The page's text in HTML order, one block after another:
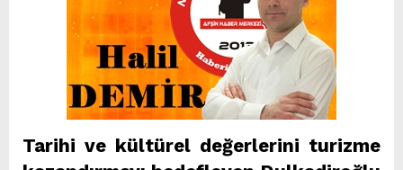
Tarihi ve kültürel değerlerini turizme